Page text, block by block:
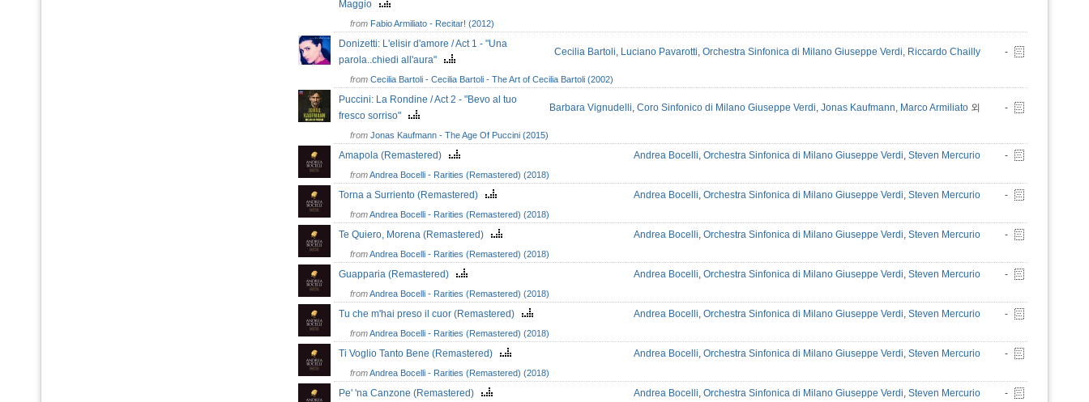
Maggio
from Fabio Armiliato - Recitar! (2012)
Donizetti: L'elisir d'amore / Act 1 - "Una
parola..chiedi all'aura"
Cecilia Bartoli, Luciano Pavarotti, Orchestra Sinfonica di Milano Giuseppe Verdi, Riccardo Chailly -
from Cecilia Bartoli - Cecilia Bartoli - The Art of Cecilia Bartoli (2002)
Puccini: La Rondine / Act 2 - "Bevo al tuo
fresco sorriso"
Barbara Vignudelli, Coro Sinfonico di Milano Giuseppe Verdi, Jonas Kaufmann, Marco Armiliato 외 -
from Jonas Kaufmann - The Age Of Puccini (2015)
Amapola (Remastered) Andrea Bocelli, Orchestra Sinfonica di Milano Giuseppe Verdi, Steven Mercurio -
fromAndrea Bocelli - Rarities (Remastered) (2018)
Torna a Surriento (Remastered) Andrea Bocelli, Orchestra Sinfonica di Milano Giuseppe Verdi, Steven Mercurio -
fromAndrea Bocelli - Rarities (Remastered) (2018)
Te Quiero, Morena (Remastered) Andrea Bocelli, Orchestra Sinfonica di Milano Giuseppe Verdi, Steven Mercurio -
fromAndrea Bocelli - Rarities (Remastered) (2018)
Guapparia (Remastered) Andrea Bocelli, Orchestra Sinfonica di Milano Giuseppe Verdi, Steven Mercurio -
fromAndrea Bocelli - Rarities (Remastered) (2018)
Tu che m'hai preso il cuor (Remastered) Andrea Bocelli, Orchestra Sinfonica di Milano Giuseppe Verdi, Steven Mercurio -
fromAndrea Bocelli - Rarities (Remastered) (2018)
Ti Voglio Tanto Bene (Remastered) Andrea Bocelli, Orchestra Sinfonica di Milano Giuseppe Verdi, Steven Mercurio -
fromAndrea Bocelli - Rarities (Remastered) (2018)
Pe' 'na Canzone (Remastered) Andrea Bocelli, Orchestra Sinfonica di Milano Giuseppe Verdi, Steven Mercurio -